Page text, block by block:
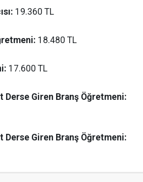
19.360 TL
18.480 TL
17.600 TL
Derse Giren Branş Öğretmeni:
Derse Giren Branş Öğretmeni: